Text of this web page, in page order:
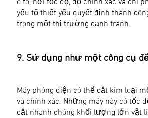
yếu tố thiết yếu quyết định thành
trong một thị trường cạnh tranh.
9. Sử dụng như một công cụ
Máy phóng điện có thể cắt kim loại
và chính xác. Những máy này có tốc
cắt nhanh chóng khối lượng lớn vật